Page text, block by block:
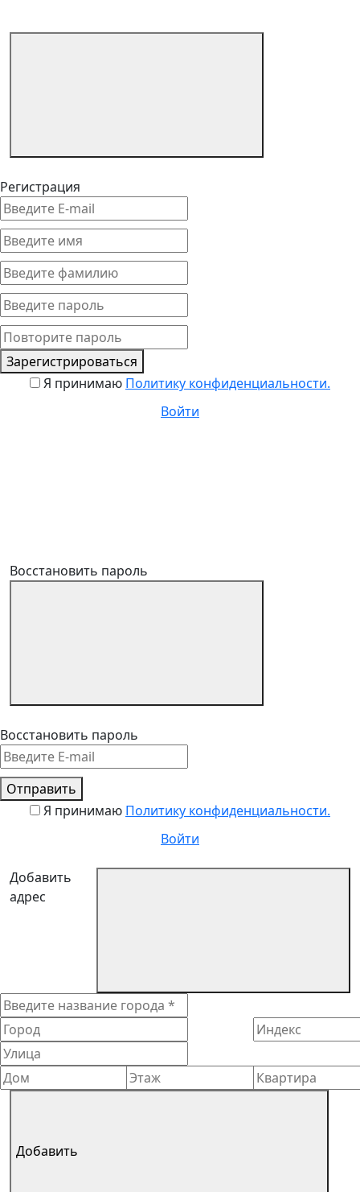
Регистрация
Зарегистрироваться
Я принимаю Политику конфиденциальности.
Войти
Восстановить пароль
Восстановить пароль
Отправить
Я принимаю Политику конфиденциальности.
Войти
Добавить
адрес
Добавить